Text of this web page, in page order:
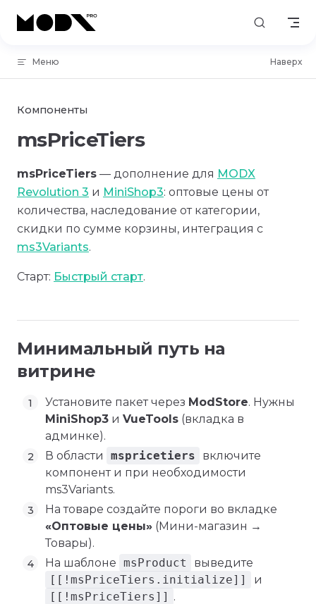
Skip to content
Меню Наверх
Компоненты
msPriceTiers
msPriceTiers — дополнение для MODX
Revolution 3 и MiniShop3: оптовые цены от
количества, наследование от категории,
скидки по сумме корзины, интеграция с
ms3Variants.
Старт: Быстрый старт.
Минимальный путь на
витрине
Установите пакет через ModStore. Нужны
MiniShop3 и VueTools (вкладка в
админке).
В области
mspricetiers
включите
компонент и при необходимости
ms3Variants.
На товаре создайте пороги во вкладке
«Оптовые цены» (Мини-магазин →
Товары).
На шаблоне msProduct
выведите
[[!msPriceTiers.initialize]]
и
[[!msPriceTiers]] .